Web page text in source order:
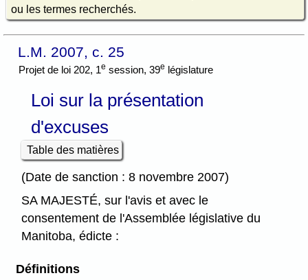
ou les termes recherchés.
L.M. 2007, c. 25
Projet de loi 202, 1e session, 39e législature
Loi sur la présentation
d'excuses
Table des matières
(Date de sanction : 8 novembre 2007)
SA MAJESTÉ, sur l'avis et avec le
consentement de l'Assemblée législative du
Manitoba, édicte :
Définitions